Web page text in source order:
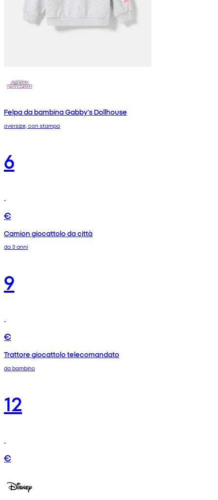
Felpa da bambina Gabby's Dollhouse
oversize, con stampa
6
€
Camion giocattolo da città
da 3 anni
9
€
Trattore giocattolo telecomandato
da bambino
12
€